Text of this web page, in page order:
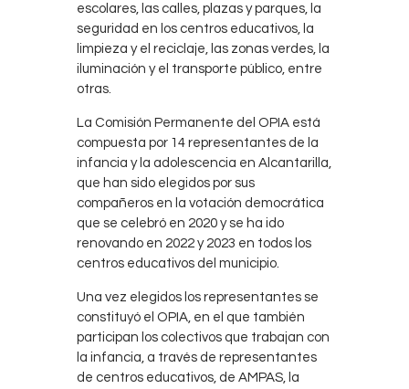
escolares, las calles, plazas y parques, la
seguridad en los centros educativos, la
limpieza y el reciclaje, las zonas verdes, la
iluminación y el transporte público, entre
otras.
La Comisión Permanente del OPIA está
compuesta por 14 representantes de la
infancia y la adolescencia en Alcantarilla,
que han sido elegidos por sus
compañeros en la votación democrática
que se celebró en 2020 y se ha ido
renovando en 2022 y 2023 en todos los
centros educativos del municipio.
Una vez elegidos los representantes se
constituyó el OPIA, en el que también
participan los colectivos que trabajan con
la infancia, a través de representantes
de centros educativos, de AMPAS, la